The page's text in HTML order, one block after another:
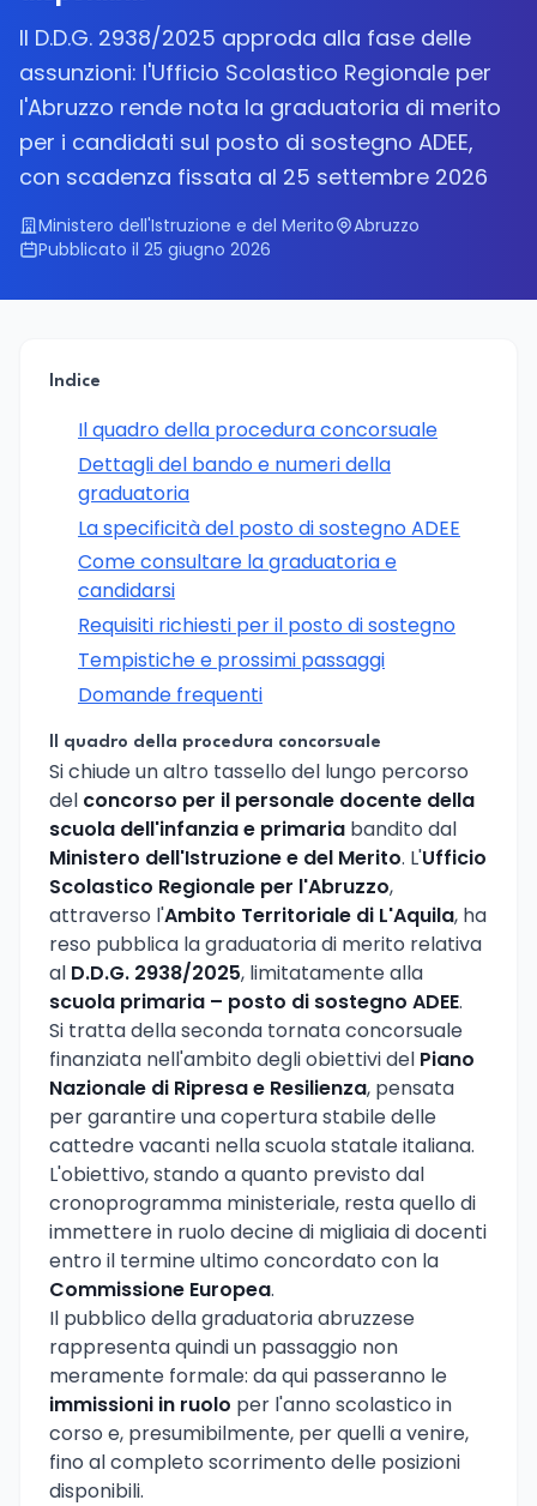
Il D.D.G. 2938/2025 approda alla fase delle
assunzioni: l'Ufficio Scolastico Regionale per
l'Abruzzo rende nota la graduatoria di merito
per i candidati sul posto di sostegno ADEE,
con scadenza fissata al 25 settembre 2026
Ministero dell'Istruzione e del Merito
Abruzzo
Pubblicato il 25 giugno 2026
Indice
Il quadro della procedura concorsuale
Dettagli del bando e numeri della
graduatoria
La specificità del posto di sostegno ADEE
Come consultare la graduatoria e
candidarsi
Requisiti richiesti per il posto di sostegno
Tempistiche e prossimi passaggi
Domande frequenti
Il quadro della procedura concorsuale
Si chiude un altro tassello del lungo percorso
del concorso per il personale docente della
scuola dell'infanzia e primaria bandito dal
Ministero dell'Istruzione e del Merito. L'Ufficio
Scolastico Regionale per l'Abruzzo,
attraverso l'Ambito Territoriale di L'Aquila, ha
reso pubblica la graduatoria di merito relativa
al D.D.G. 2938/2025, limitatamente alla
scuola primaria – posto di sostegno ADEE.
Si tratta della seconda tornata concorsuale
finanziata nell'ambito degli obiettivi del Piano
Nazionale di Ripresa e Resilienza, pensata
per garantire una copertura stabile delle
cattedre vacanti nella scuola statale italiana.
L'obiettivo, stando a quanto previsto dal
cronoprogramma ministeriale, resta quello di
immettere in ruolo decine di migliaia di docenti
entro il termine ultimo concordato con la
Commissione Europea.
Il pubblico della graduatoria abruzzese
rappresenta quindi un passaggio non
meramente formale: da qui passeranno le
immissioni in ruolo per l'anno scolastico in
corso e, presumibilmente, per quelli a venire,
fino al completo scorrimento delle posizioni
disponibili.